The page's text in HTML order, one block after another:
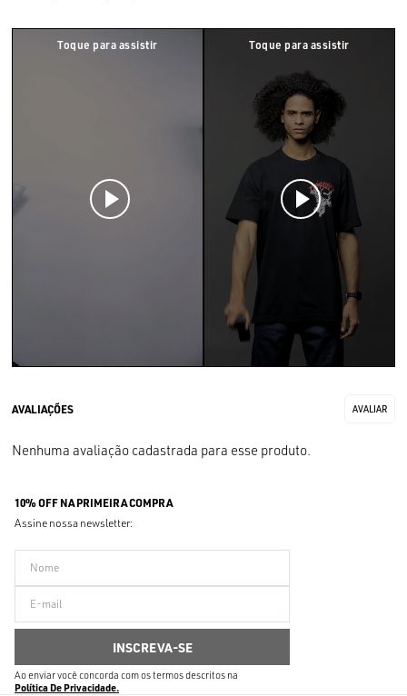
Nenhuma avaliação cadastrada para esse produto.
10% OFF NA PRIMEIRA COMPRA
Assine nossa newsletter:
Ao enviar você concorda com os termos descritos na
Política De Privacidade